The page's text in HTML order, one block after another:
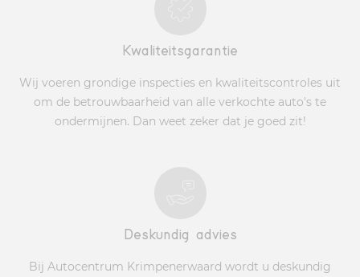
Kwaliteitsgarantie
Wij voeren grondige inspecties en kwaliteitscontroles uit
om de betrouwbaarheid van alle verkochte auto's te
ondermijnen. Dan weet zeker dat je goed zit!
Deskundig advies
Bij Autocentrum Krimpenerwaard wordt u deskundig